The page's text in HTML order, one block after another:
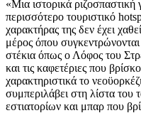
«Μια ιστορικά ριζοσπαστική
περισσότερο τουριστικό
χαρακτήρας της δεν έχει
μέρος όπου συγκεντρώνονται
στέκια όπως ο Λόφος του
και τις καφετέριες που
χαρακτηριστικά το
συμπεριλάβει στη λίστα
εστιατορίων και μπαρ που